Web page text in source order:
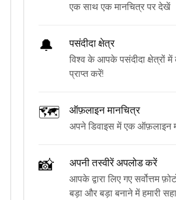
एक साथ एक मानचित्र पर देखें
🔔 पसंदीदा क्षेत्र
विश्व के आपके पसंदीदा क्षेत्रों
प्राप्त करें!
🗺 ऑफ़लाइन मानचित्र
अपने डिवाइस में एक ऑफ़लाइन
📸 अपनी तस्वीरें अपलोड करें
आपके द्वारा लिए गए सर्वोत्तम
बड़ा और बड़ा बनाने में हमारी